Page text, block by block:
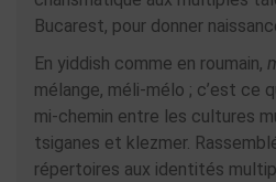
Bucarest, pour donner
En yiddish comme en roumain,
mélange, méli-mélo ; c’est ce
mi-chemin entre les cultures
tsiganes et klezmer.
répertoires aux identités